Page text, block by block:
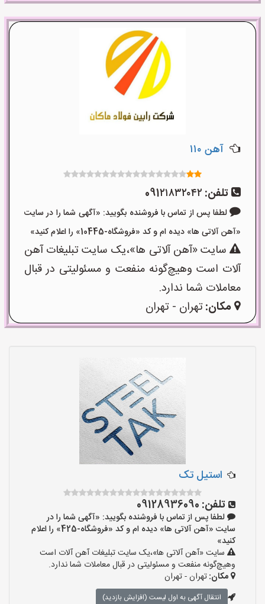
آهن ۱۱۰
تلفن: 091۲۱۸۳۲۰۴۲
لطفا پس از تماس با فروشنده بگویید: «آگهی شما را در سایت
«آهن آلاتی ها» دیده ام و کد «فروشگاه-10445» را اعلام کنید»
سایت «آهن آلاتی ها»،یک سایت تبلیغات آهن
آلات است وهیچ‌گونه منفعت و مسئولیتی در قبال
معاملات شما ندارد.
مکان:تهران - تهران
استیل تک
تلفن: 09128936090
لطفا پس از تماس با فروشنده بگویید: «آگهی شما را در
سایت «آهن آلاتی ها» دیده ام و کد «فروشگاه-425» را اعلام
کنید»
سایت «آهن آلاتی ها»،یک سایت تبلیغات آهن آلات است
وهیچ‌گونه منفعت و مسئولیتی در قبال معاملات شما ندارد.
مکان:تهران - تهران
انتقال آگهی به اول لیست (افزایش بازدید)